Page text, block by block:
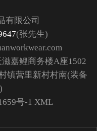
有限公司
(张先生)
嘉鲤商务楼A座1502
镇营里新村村南(装备
号-1 XML